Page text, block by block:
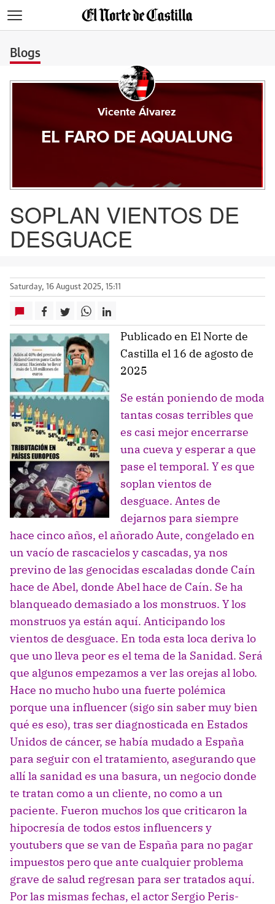
Blogs
Vicente Álvarez
EL FARO DE AQUALUNG
SOPLAN VIENTOS DE
DESGUACE
Saturday, 16 August 2025, 15:11
Publicado en El Norte de
Castilla el 16 de agosto de
2025
Se están poniendo de moda
tantas cosas terribles que
es casi mejor encerrarse
una cueva y esperar a que
pase el temporal. Y es que
soplan vientos de
desguace. Antes de
dejarnos para siempre
hace cinco años, el añorado Aute, congelado en
un vacío de rascacielos y cascadas, ya nos
previno de las genocidas escaladas donde Caín
hace de Abel, donde Abel hace de Caín. Se ha
blanqueado demasiado a los monstruos. Y los
monstruos ya están aquí. Anticipando los
vientos de desguace. En toda esta loca deriva lo
que uno lleva peor es el tema de la Sanidad. Será
que algunos empezamos a ver las orejas al lobo.
Hace no mucho hubo una fuerte polémica
porque una influencer (sigo sin saber muy bien
qué es eso), tras ser diagnosticada en Estados
Unidos de cáncer, se había mudado a España
para seguir con el tratamiento, asegurando que
allí la sanidad es una basura, un negocio donde
te tratan como a un cliente, no como a un
paciente. Fueron muchos los que criticaron la
hipocresía de todos estos influencers y
youtubers que se van de España para no pagar
impuestos pero que ante cualquier problema
grave de salud regresan para ser tratados aquí.
Por las mismas fechas, el actor Sergio Peris-